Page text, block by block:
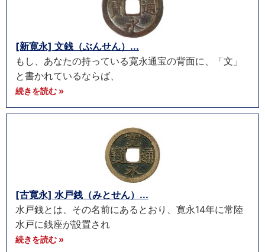
[新寛永] 文銭（ぶんせん）...
もし、あなたの持っている寛永通宝の背面に、「文」
と書かれているならば、
続きを読む »
[古寛永] 水戸銭（みとせん）...
水戸銭とは、その名前にあるとおり、寛永14年に常陸
水戸に銭座が設置され
続きを読む »